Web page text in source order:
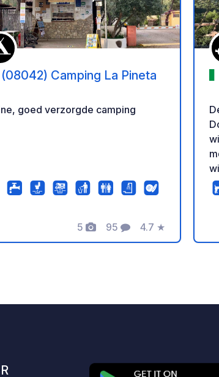
(08042) Camping La Pineta
goed verzorgde camping
5
Foto's
95
Commentaren
4.7
Beoordeling
★